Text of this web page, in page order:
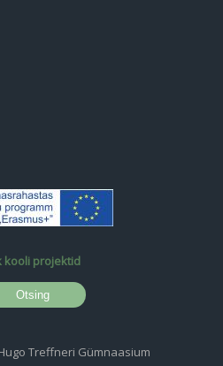
kooli projektid
Treffneri Gümnaasium